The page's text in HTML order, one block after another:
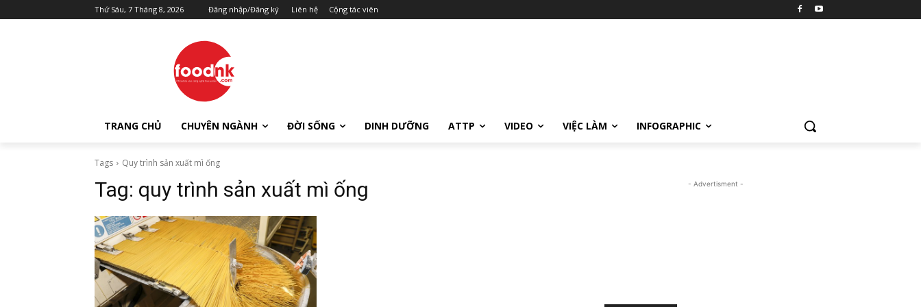
Thứ Sáu, 7 Tháng 8, 2026 Đăng nhập/Đăng ký Liên hệ Cộng tác viên
TRANG CHỦ CHUYÊN NGÀNH ĐỜI SỐNG DINH DƯỠNG ATTP VIDEO VIỆC LÀM INFOGRAPHIC
Tags Quy trình sản xuất mì ống
Tag: quy trình sản xuất mì ống - Advertisment -